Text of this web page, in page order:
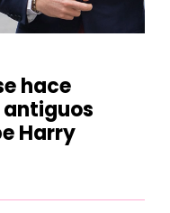
hace
antiguos
Harry